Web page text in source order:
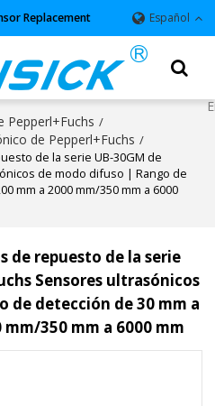
Replacement Español
Pepperl+Fuchs /
de Pepperl+Fuchs /
de la serie UB-30GM de
de modo difuso | Rango de
mm a 2000 mm/350 mm a 6000
de repuesto de la serie
Sensores ultrasónicos
de detección de 30 mm a
350 mm a 6000 mm